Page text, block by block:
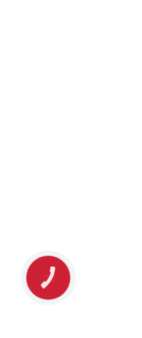
КНОПКА
ЗВ'ЯЗКУ